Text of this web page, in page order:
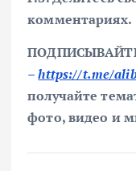
комментариях.
–https://t.me/
получайте
фото, видео и